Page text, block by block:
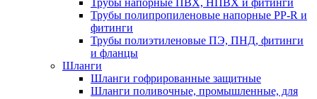
Трубы напорные ПВХ, НПВХ и фитинги
Трубы полипропиленовые напорные PP-R и
фитинги
Трубы полиэтиленовые ПЭ, ПНД, фитинги
и фланцы
Шланги
Шланги гофрированные защитные
Шланги поливочные, промышленные, для